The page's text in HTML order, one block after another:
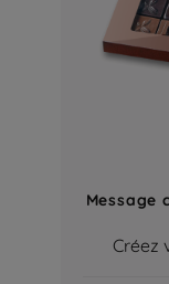
Message
Créez